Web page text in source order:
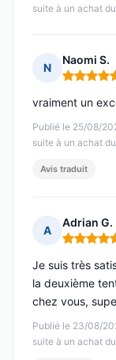
suite à un achat
N
Naomi S.
Note : 5
Publié le 25/08/
suite à un achat
vraiment un
Avis traduit
A
Adrian G.
Note : 5
Publié le 23/08/
suite à un achat
Je suis très
la deuxième
chez vous,